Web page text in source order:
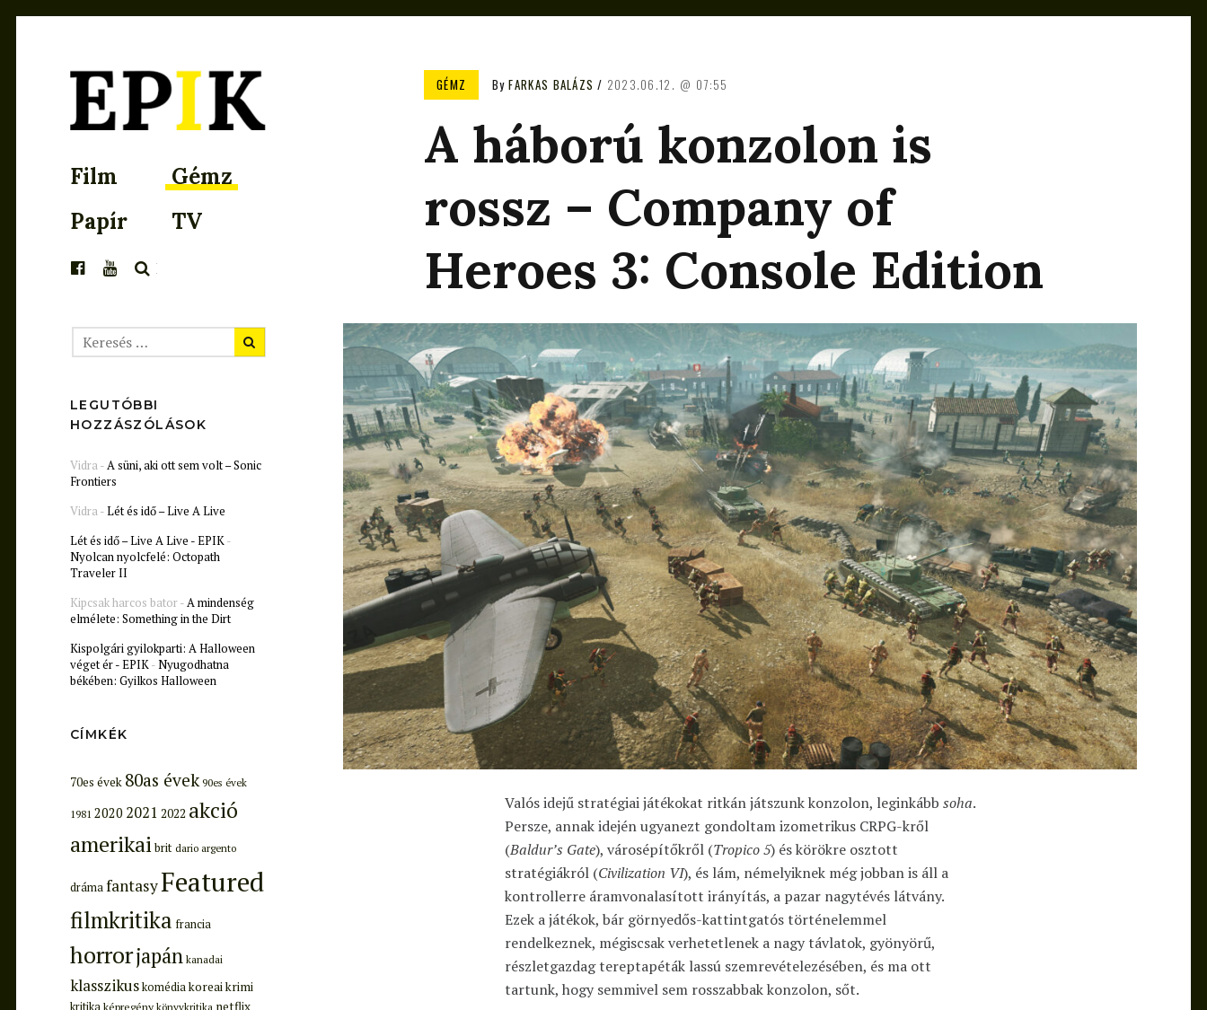
EPIK
Film
Gémz
Papír
TV
KERESÉS
GÉMZ ByFARKAS BALÁZS 2023.06.12. 07:55
A háború konzolon is
rossz – Company of
Heroes 3: Console Edition
Valós idejű stratégiai játékokat ritkán játszunk konzolon, leginkább soha.
Persze, annak idején ugyanezt gondoltam izometrikus CRPG-kről
(Baldur’s Gate), városépítőkről (Tropico 5) és körökre osztott
stratégiákról (Civilization VI), és lám, némelyiknek még jobban is áll a
kontrollerre áramvonalasított irányítás, a pazar nagytévés látvány.
Ezek a játékok, bár görnyedős-kattintgatós történelemmel
rendelkeznek, mégiscsak verhetetlenek a nagy távlatok, gyönyörű,
részletgazdag tereptapéták lassú szemrevételezésében, és ma ott
tartunk, hogy semmivel sem rosszabbak konzolon, sőt.
LEGUTÓBBI
HOZZÁSZÓLÁSOK
Vidra-A süni, aki ott sem volt – Sonic
Frontiers
Vidra-Lét és idő – Live A Live
Lét és idő – Live A Live - EPIK-
Nyolcan nyolcfelé: Octopath
Traveler II
Kipcsak harcos bator-A mindenség
elmélete: Something in the Dirt
Kispolgári gyilokparti: A Halloween
véget ér - EPIK-Nyugodhatna
békében: Gyilkos Halloween
CÍMKÉK
70es évek 80as évek 90es évek
1981 2020 2021 2022 akció
amerikaibrit dario argento
drámafantasyFeatured
filmkritika francia
horrorjapán kanadai
klasszikuskomédiakoreaikrimi
kritikaképregény könyvkritika netflix